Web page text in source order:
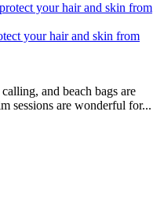
your hair and skin from
and beach bags are
sessions are wonderful for...